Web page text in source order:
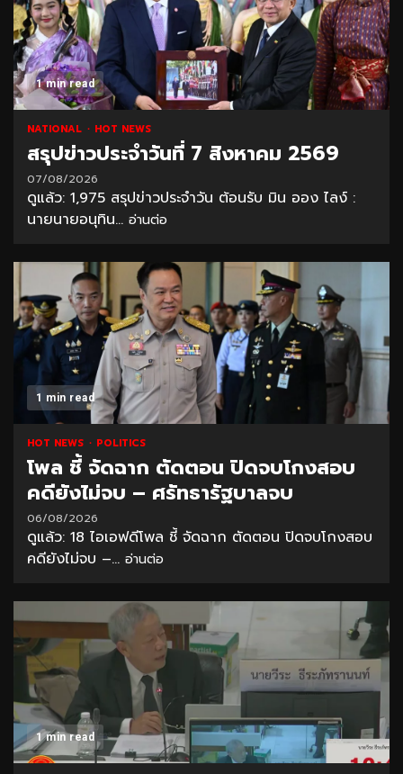
1 min read
NATIONAL HOT NEWS
สรุปข่าวประจำวันที่ 7 สิงหาคม 2569
07/08/2026
ดูแล้ว: 1,975 สรุปข่าวประจำวัน ต้อนรับ มิน ออง ไลง์ :
นายนายอนุทิน... อ่านต่อ
1 min read
HOT NEWS POLITICS
โพล ชี้ จัดฉาก ตัดตอน ปิดจบโกงสอบ
คดียังไม่จบ – ศรัทธารัฐบาลจบ
06/08/2026
ดูแล้ว: 18 ไอเอฟดีโพล ชี้ จัดฉาก ตัดตอน ปิดจบโกงสอบ
คดียังไม่จบ –... อ่านต่อ
1 min read